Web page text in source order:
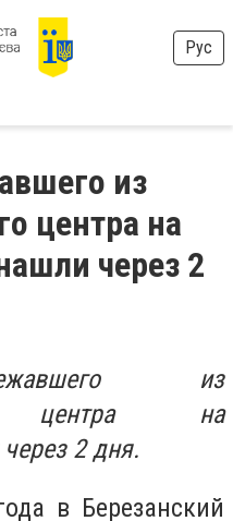
Рус
из
центра на
через 2
из
центра на
2 дня.
в Березанский